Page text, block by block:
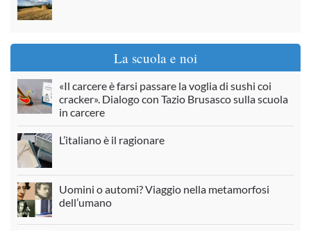
La scuola e noi
«Il carcere è farsi passare la voglia di sushi coi
cracker». Dialogo con Tazio Brusasco sulla scuola
in carcere
L’italiano è il ragionare
Uomini o automi? Viaggio nella metamorfosi
dell’umano